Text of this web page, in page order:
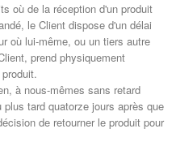
où de la réception d'un produit
le Client dispose d'un délai
où lui-même, ou un tiers autre
prend physiquement
à nous-mêmes sans retard
tard quatorze jours après que
de retourner le produit pour